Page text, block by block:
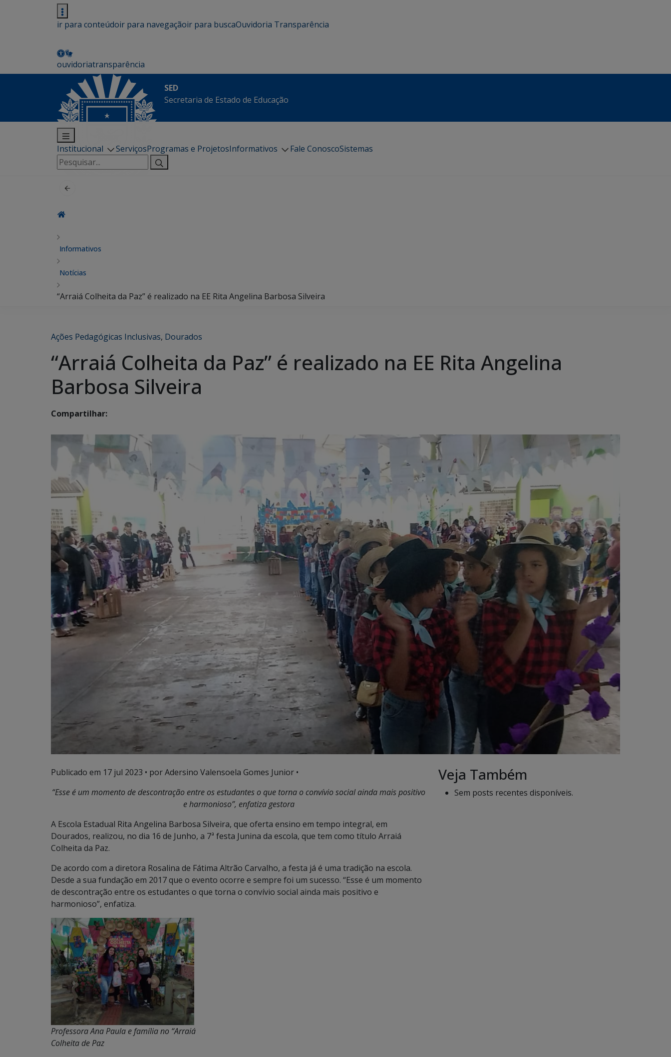
ir para conteúdoir para navegaçãoir para buscaOuvidoria Transparência
ouvidoriatransparência
SED
Secretaria de Estado de Educação
Institucional ServiçosProgramas e ProjetosInformativos Fale ConoscoSistemas
Pesquisar
por:
Informativos
Notícias
“Arraiá Colheita da Paz” é realizado na EE Rita Angelina Barbosa Silveira
Ações Pedagógicas Inclusivas, Dourados
“Arraiá Colheita da Paz” é realizado na EE Rita Angelina
Barbosa Silveira
Compartilhar:
Publicado em 17 jul 2023 • por Adersino Valensoela Gomes Junior •
“Esse é um momento de descontração entre os estudantes o que torna o convívio social ainda mais positivo
e harmonioso”, enfatiza gestora
A Escola Estadual Rita Angelina Barbosa Silveira, que oferta ensino em tempo integral, em
Dourados, realizou, no dia 16 de Junho, a 7ª festa Junina da escola, que tem como título Arraiá
Colheita da Paz.
De acordo com a diretora Rosalina de Fátima Altrão Carvalho, a festa já é uma tradição na escola.
Desde a sua fundação em 2017 que o evento ocorre e sempre foi um sucesso. “Esse é um momento
de descontração entre os estudantes o que torna o convívio social ainda mais positivo e
harmonioso”, enfatiza.
Professora Ana Paula e família no “Arraiá
Colheita de Paz
Veja Também
Sem posts recentes disponíveis.